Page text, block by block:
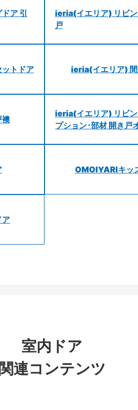
ア 引
ieria(イエリア) リビン
戸
トドア ieria(イエリア)
ieria(イエリア) リビン
プション･部材 開き戸
OMOIYARIキッ
室内ドア
関連コンテンツ